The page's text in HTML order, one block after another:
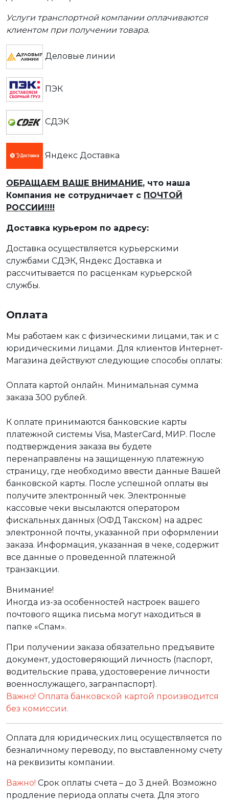
Услуги транспортной компании оплачиваются
клиентом при получении товара.
Деловые линии
ПЭК
СДЭК
Яндекс Доставка
ОБРАЩАЕМ ВАШЕ ВНИМАНИЕ, что наша
Компания не сотрудничает с ПОЧТОЙ
РОССИИ!!!!
Доставка курьером по адресу:
Доставка осуществляется курьерскими
службами СДЭК, Яндекс Доставка и
рассчитывается по расценкам курьерской
службы.
Оплата
Мы работаем как с физическими лицами, так и с
юридическими лицами. Для клиентов Интернет-
Магазина действуют следующие способы оплаты:
Оплата картой онлайн. Минимальная сумма
заказа 300 рублей.
К оплате принимаются банковские карты
платежной системы Visa, MasterCard, МИР. После
подтверждения заказа вы будете
перенаправлены на защищенную платежную
страницу, где необходимо ввести данные Вашей
банковской карты. После успешной оплаты вы
получите электронный чек. Электронные
кассовые чеки высылаются оператором
фискальных данных (ОФД Такском) на адрес
электронной почты, указанной при оформлении
заказа. Информация, указанная в чеке, содержит
все данные о проведенной платежной
транзакции.
Внимание!
Иногда из-за особенностей настроек вашего
почтового ящика письма могут находиться в
папке «Спам».
При получении заказа обязательно предъявите
документ, удостоверяющий личность (паспорт,
водительские права, удостоверение личности
военнослужащего, загранпаспорт).
Важно! Оплата банковской картой производится
без комиссии.
Оплата для юридических лиц осуществляется по
безналичному переводу, по выставленному счету
на реквизиты компании.
Важно! Срок оплаты счета – до 3 дней. Возможно
продление периода оплаты счета. Для этого